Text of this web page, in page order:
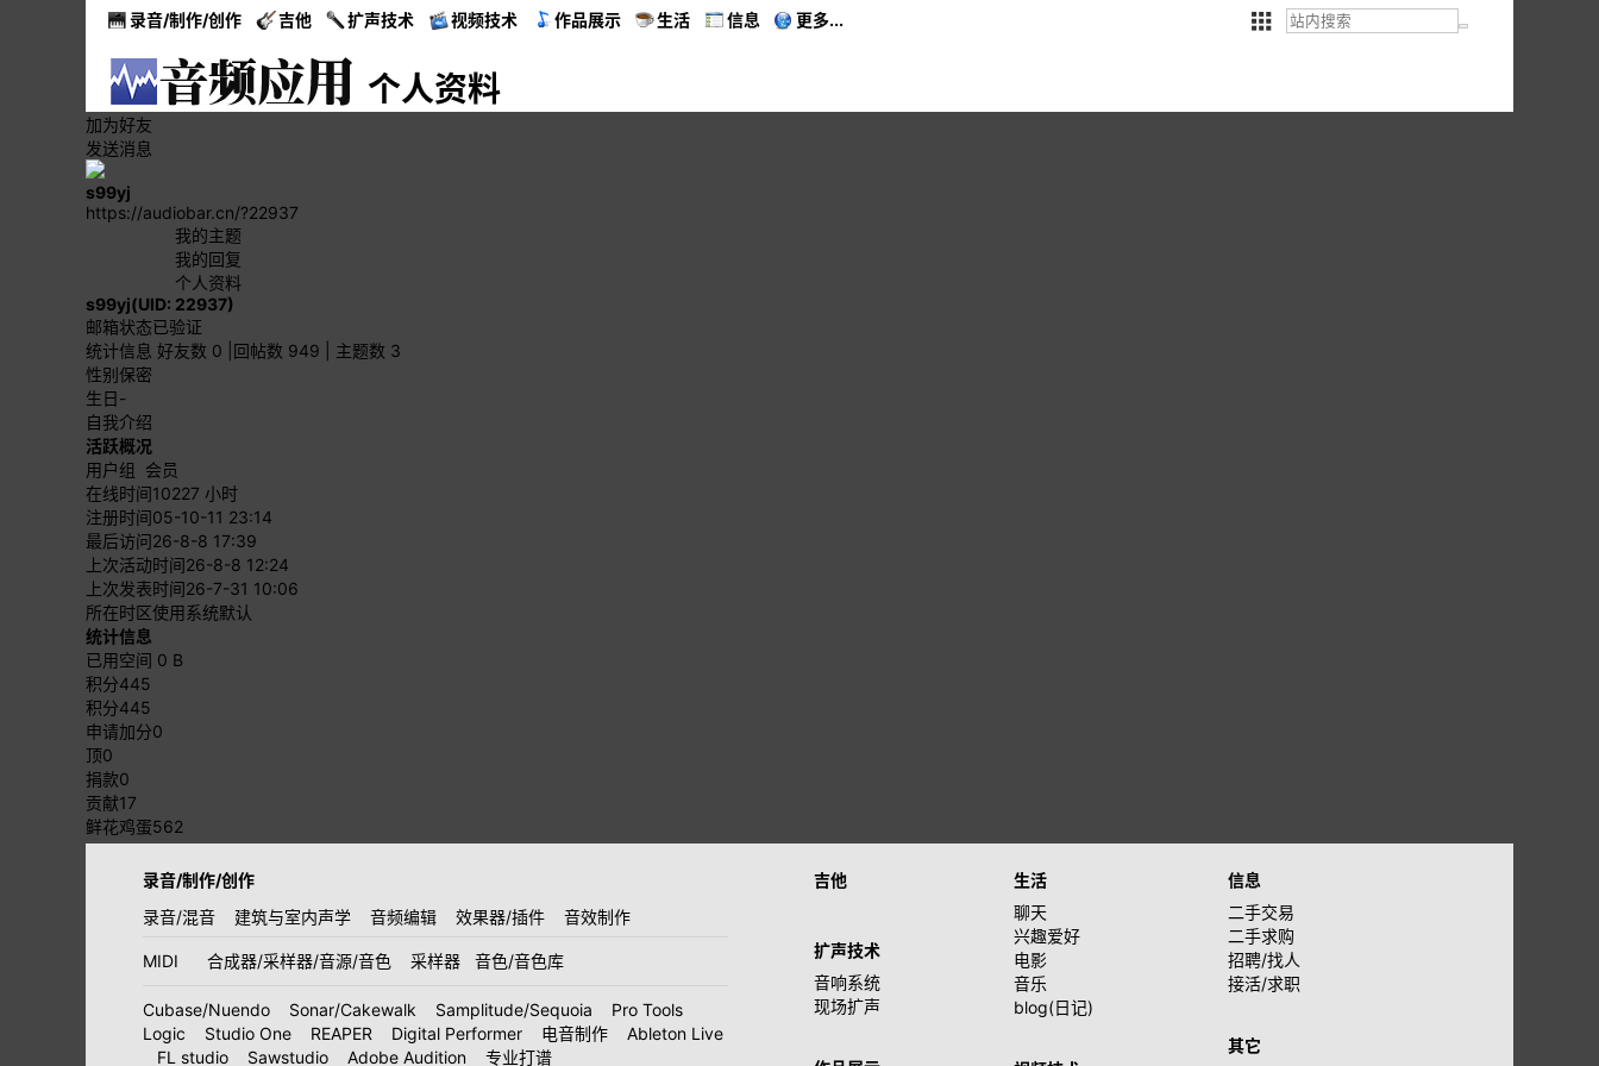
录音/制作/创作 吉他 扩声技术 视频技术 作品展示 生活 信息 更多...
个人资料
加为好友
发送消息
s99yj
https://audiobar.cn/?22937
我的主题
我的回复
个人资料
s99yj(UID: 22937)
邮箱状态已验证
统计信息 好友数 0 回帖数 949
主题数 3
性别保密
生日-
自我介绍
活跃概况
用户组 会员
在线时间10227 小时
注册时间05-10-11 23:14
最后访问26-8-8 17:39
上次活动时间26-8-8 12:24
上次发表时间26-7-31 10:06
所在时区使用系统默认
统计信息
已用空间 0 B
积分445
积分445
申请加分0
顶0
捐款0
贡献17
鲜花鸡蛋562
录音/制作/创作
录音/混音
建筑与室内声学 音频编辑 效果器/插件 音效制作
MIDI 合成器/采样器/音源/音色 采样器 音色/音色库
Cubase/Nuendo Sonar/Cakewalk Samplitude/Sequoia
Pro Tools
Logic
Studio One REAPER Digital Performer 电音制作
Ableton Live
FL studio
Sawstudio Adobe Audition 专业打谱
吉他
扩声技术
音响系统
现场扩声
生活
聊天
兴趣爱好
电影
音乐
blog(日记)
信息
二手交易
二手求购
招聘/找人
接活/求职
其它